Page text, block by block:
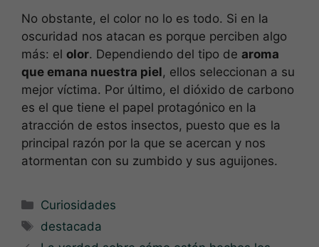
No obstante, el color no lo es todo. Si en la
oscuridad nos atacan es porque perciben algo
más: el olor. Dependiendo del tipo de aroma
que emana nuestra piel, ellos seleccionan a su
mejor víctima. Por último, el dióxido de carbono
es el que tiene el papel protagónico en la
atracción de estos insectos, puesto que es la
principal razón por la que se acercan y nos
atormentan con su zumbido y sus aguijones.
Categorías
Curiosidades
Etiquetas
destacada